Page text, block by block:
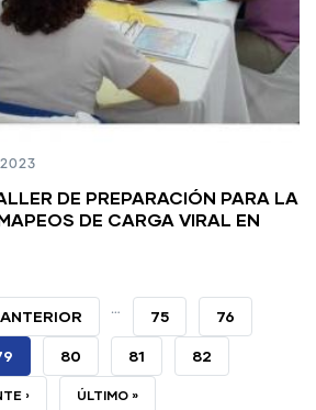
DE PREPARACIÓN PARA LA
DE CARGA VIRAL EN
ANTERIOR … PAGE
75 PAGE
76
PAGE
80 PAGE
81 PAGE
82
› ÚLTIMA
ÚLTIMO »